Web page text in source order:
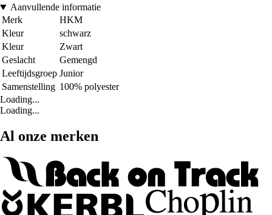
Aanvullende informatie
Merk
HKM
Kleur
schwarz
Kleur
Zwart
Geslacht
Gemengd
Leeftijdsgroep Junior
Samenstelling 100% polyester
Loading...
Loading...
Al onze merken